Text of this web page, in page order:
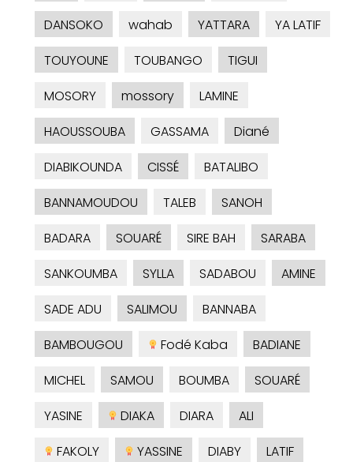
DANSOKO
wahab YATTARA
YA LATIF
TOUYOUNE
TOUBANGO
TIGUI
MOSORY
mossory
LAMINE
HAOUSSOUBA
GASSAMA
Diané
DIABIKOUNDA
CISSÉ
BATALIBO
BANNAMOUDOU
TALEB
SANOH
BADARA
SOUARÉ SIRE BAH
SARABA
SANKOUMBA
SYLLA SADABOU
AMINE
SADE ADU
SALIMOU
BANNABA
BAMBOUGOU
Fodé Kaba
BADIANE
MICHEL
SAMOU BOUMBA
SOUARÉ
YASINE
DIAKA DIARA
ALI
FAKOLY
YASSINE DIABY
LATIF